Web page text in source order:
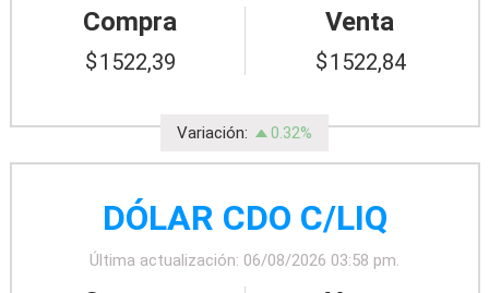
Compra
1522,39
Venta
1522,84
Variación: 0.32%
DÓLAR CDO C/LIQ
Última actualización: 06/08/2026 03:58 pm.